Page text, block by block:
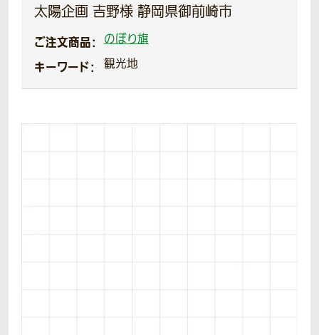
太陽企画 吉野様 静岡県御前崎市
ご注文商品： のぼり旗
キーワード： 観光地